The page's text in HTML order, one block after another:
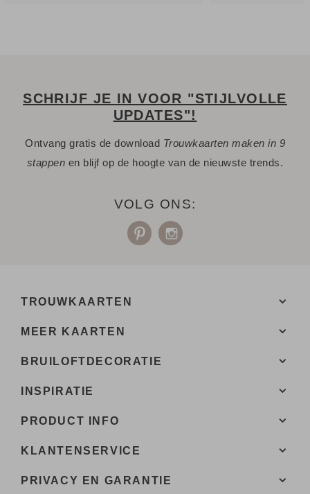
SCHRIJF JE IN VOOR "STIJLVOLLE
UPDATES"!
Ontvang gratis de download Trouwkaarten maken in 9
stappen en blijf op de hoogte van de nieuwste trends.
VOLG ONS:
TROUWKAARTEN
MEER KAARTEN
BRUILOFTDECORATIE
INSPIRATIE
PRODUCT INFO
KLANTENSERVICE
PRIVACY EN GARANTIE